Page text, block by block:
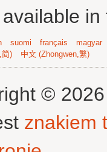
suomi français
magyar
简) 中文 (Zhongwen,繁)
©
znakiem